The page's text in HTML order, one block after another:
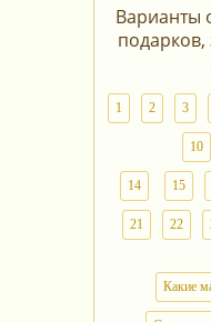
Варианты
1 2 3
10
14 15
21 22
Какие